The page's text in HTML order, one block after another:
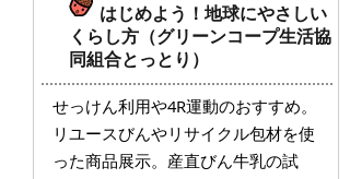
はじめよう！地球にやさしい
くらし方（グリーンコープ生活協
同組合とっとり）
せっけん利用や4R運動のおすすめ。
リユースびんやリサイクル包材を使
った商品展示。産直びん牛乳の試